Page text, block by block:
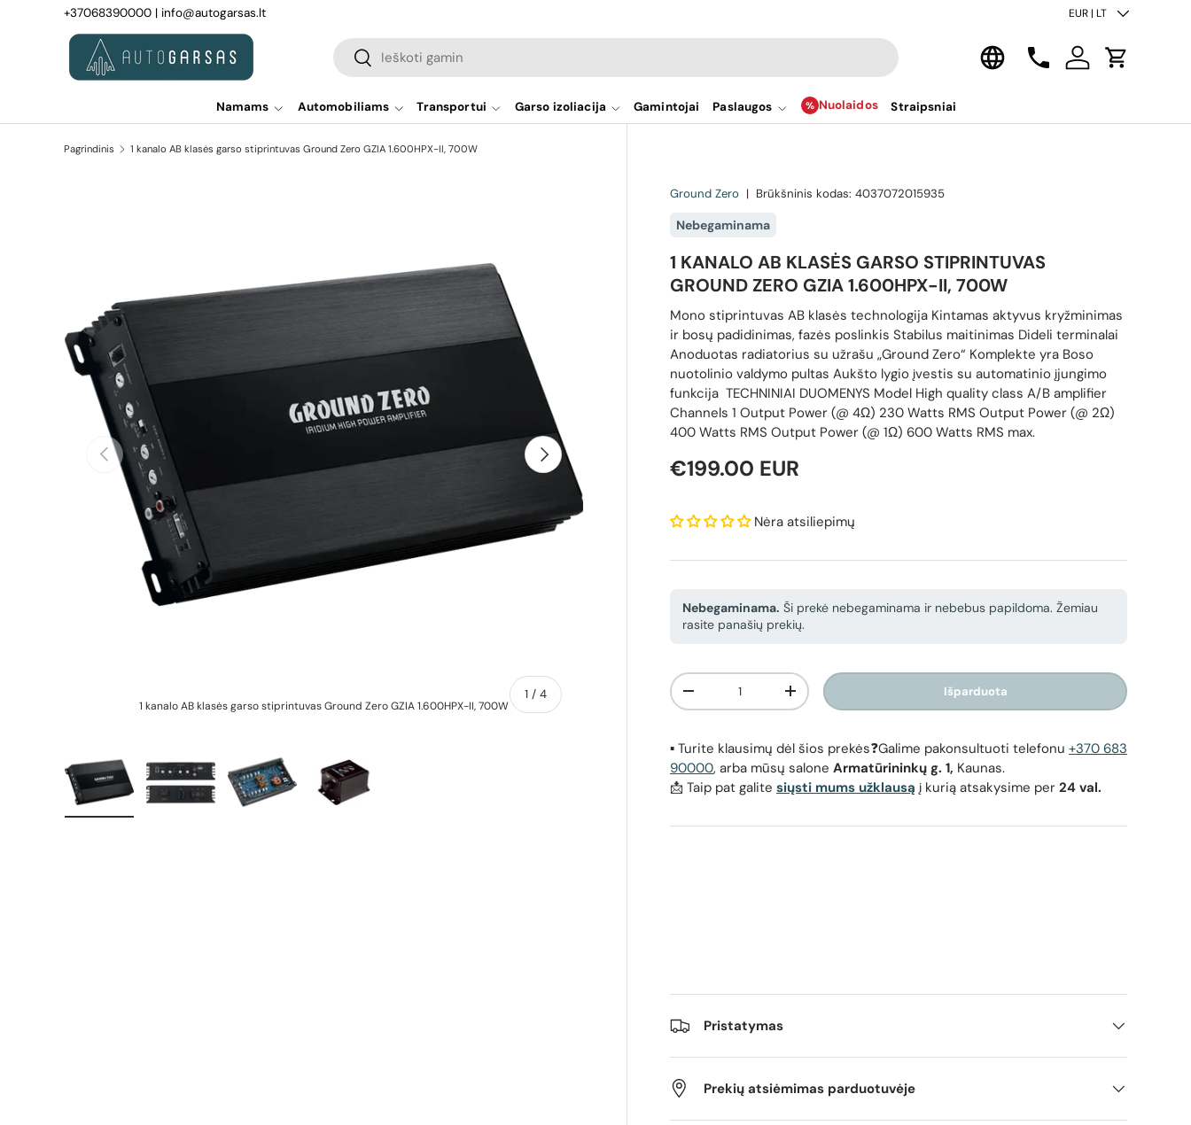
Pereiti prie turinio
+37068390000 | info@autogarsas.lt Šalis/regionas
EUR | LT
Paieška
Paieška
Kalba
KontaktaiPrisijungtiKrepšelis
Namams Automobiliams Transportui Garso izoliacija Gamintojai Paslaugos Nuolaidos Straipsniai
Pagrindinis 1 kanalo AB klasės garso stiprintuvas Ground Zero GZIA 1.600HPX-II, 700W
1 kanalo AB klasės garso stiprintuvas Ground Zero GZIA 1.600HPX-II, 700W
1 kanalo AB klasės garso stiprintuvas Ground Zero GZIA 1.600HPX-II, 700W - galinė panelė su jungtimis
Ankstesnis
1 / apie
4
Kitas
Ground Zero | Brūkšninis kodas: 4037072015935
Nebegaminama
1 KANALO AB KLASĖS GARSO STIPRINTUVAS
GROUND ZERO GZIA 1.600HPX-II, 700W
Mono stiprintuvas AB klasės technologija Kintamas aktyvus kryžminimas
ir bosų padidinimas, fazės poslinkis Stabilus maitinimas Dideli terminalai
Anoduotas radiatorius su užrašu „Ground Zero“ Komplekte yra Boso
nuotolinio valdymo pultas Aukšto lygio įvestis su automatinio įjungimo
funkcija TECHNINIAI DUOMENYS Model High quality class A/B amplifier
Channels 1 Output Power (@ 4Ω) 230 Watts RMS Output Power (@ 2Ω)
400 Watts RMS Output Power (@ 1Ω) 600 Watts RMS max.
Reguliari kaina
€199.00 EUR
Nėra atsiliepimų
Nebegaminama. Ši prekė nebegaminama ir nebebus papildoma. Žemiau
rasite panašių prekių.
Kiekis
Sumažinti kiekį
Padidinti kiekį Išparduota
▪️ Turite klausimų dėl šios prekės❓Galime pakonsultuoti telefonu +370 683
90000, arba mūsų salone Armatūrininkų g. 1, Kaunas.
📩 Taip pat galite siųsti mums užklausą į kurią atsakysime per 24 val.
Pristatymas
Prekių atsiėmimas parduotuvėje